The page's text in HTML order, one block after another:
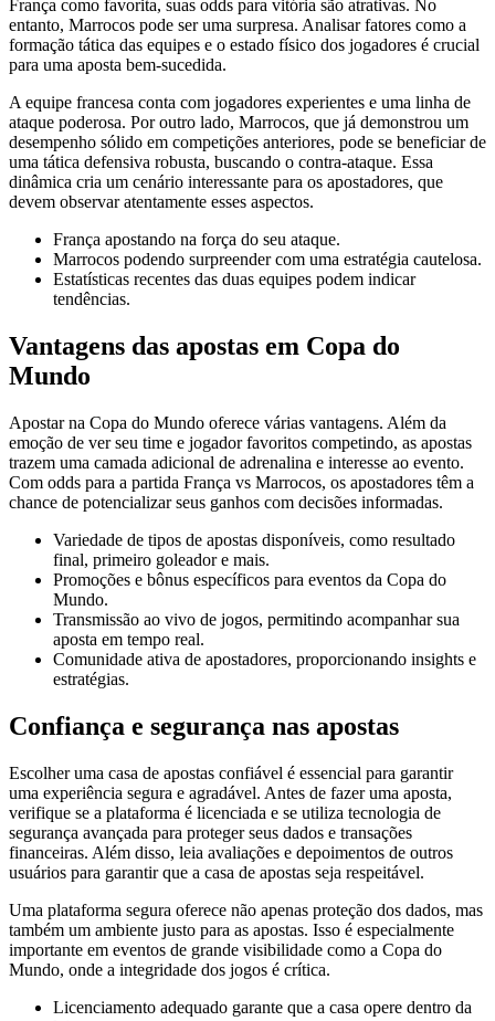
França como favorita, suas odds para vitória são atrativas. No
entanto, Marrocos pode ser uma surpresa. Analisar fatores como a
formação tática das equipes e o estado físico dos jogadores é crucial
para uma aposta bem-sucedida.
A equipe francesa conta com jogadores experientes e uma linha de
ataque poderosa. Por outro lado, Marrocos, que já demonstrou um
desempenho sólido em competições anteriores, pode se beneficiar de
uma tática defensiva robusta, buscando o contra-ataque. Essa
dinâmica cria um cenário interessante para os apostadores, que
devem observar atentamente esses aspectos.
França apostando na força do seu ataque.
Marrocos podendo surpreender com uma estratégia cautelosa.
Estatísticas recentes das duas equipes podem indicar
tendências.
Vantagens das apostas em Copa do
Mundo
Apostar na Copa do Mundo oferece várias vantagens. Além da
emoção de ver seu time e jogador favoritos competindo, as apostas
trazem uma camada adicional de adrenalina e interesse ao evento.
Com odds para a partida França vs Marrocos, os apostadores têm a
chance de potencializar seus ganhos com decisões informadas.
Variedade de tipos de apostas disponíveis, como resultado
final, primeiro goleador e mais.
Promoções e bônus específicos para eventos da Copa do
Mundo.
Transmissão ao vivo de jogos, permitindo acompanhar sua
aposta em tempo real.
Comunidade ativa de apostadores, proporcionando insights e
estratégias.
Confiança e segurança nas apostas
Escolher uma casa de apostas confiável é essencial para garantir
uma experiência segura e agradável. Antes de fazer uma aposta,
verifique se a plataforma é licenciada e se utiliza tecnologia de
segurança avançada para proteger seus dados e transações
financeiras. Além disso, leia avaliações e depoimentos de outros
usuários para garantir que a casa de apostas seja respeitável.
Uma plataforma segura oferece não apenas proteção dos dados, mas
também um ambiente justo para as apostas. Isso é especialmente
importante em eventos de grande visibilidade como a Copa do
Mundo, onde a integridade dos jogos é crítica.
Licenciamento adequado garante que a casa opere dentro da